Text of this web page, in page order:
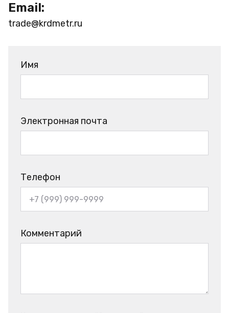
Email:
trade@krdmetr.ru
Имя
Электронная почта
Телефон
Комментарий